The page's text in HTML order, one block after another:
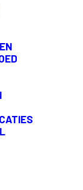
beleven,
en
in de
en
de
zoals